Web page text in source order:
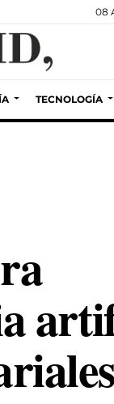
08
TECNOLOGÍA